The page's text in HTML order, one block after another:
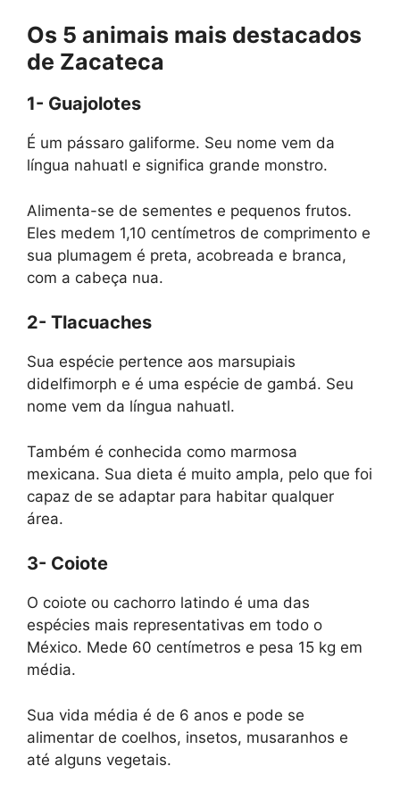
Os 5 animais mais destacados
de Zacateca
1- Guajolotes
É um pássaro galiforme. Seu nome vem da
língua nahuatl e significa grande monstro.
Alimenta-se de sementes e pequenos frutos.
Eles medem 1,10 centímetros de comprimento e
sua plumagem é preta, acobreada e branca,
com a cabeça nua.
2- Tlacuaches
Sua espécie pertence aos marsupiais
didelfimorph e é uma espécie de gambá. Seu
nome vem da língua nahuatl.
Também é conhecida como marmosa
mexicana. Sua dieta é muito ampla, pelo que foi
capaz de se adaptar para habitar qualquer
área.
3- Coiote
O coiote ou cachorro latindo é uma das
espécies mais representativas em todo o
México. Mede 60 centímetros e pesa 15 kg em
média.
Sua vida média é de 6 anos e pode se
alimentar de coelhos, insetos, musaranhos e
até alguns vegetais.